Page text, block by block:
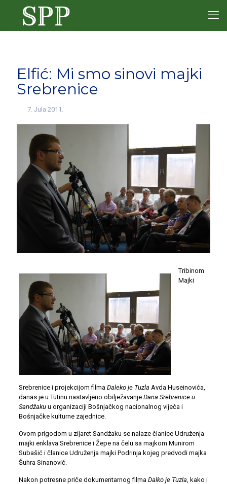
Elfić: Mi smo sinovi majki
Srebrenice
7. Jula 2011.
Tribinom
Majki
Srebrenice i projekcijom filma Daleko je Tuzla Avda Huseinovića,
danas je u Tutinu nastavljeno obilježavanje Dana Srebrenice u
Sandžakuu organizaciji Bošnjačkog nacionalnog vijeća i
Bošnjačke kulturne zajednice.
Ovom prigodom u zijaret Sandžaku se nalaze članice Udruženja
majki enklava Srebrenice i Žepe na čelu sa majkom Munirom
Subašić i članice Udruženja majki Podrinja kojeg predvodi majka
Šuhra Sinanović.
Nakon potresne priče dokumentarnog filma Dalko je Tuzla , kako i